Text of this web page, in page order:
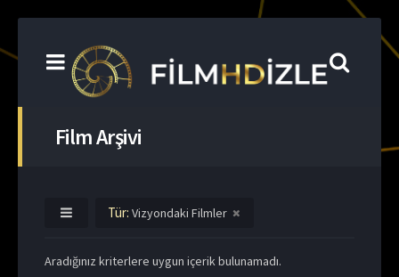
Film Arşivi
Tür: Vizyondaki Filmler
Aradığınız kriterlere uygun içerik bulunamadı.